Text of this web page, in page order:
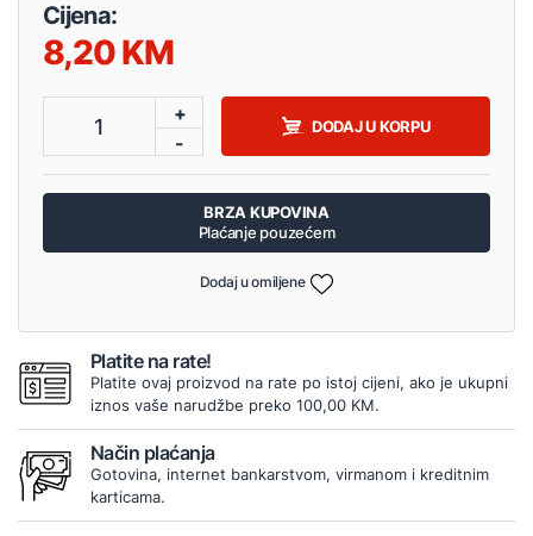
Cijena:
8,20
1
+
-
DODAJ U KORPU
BRZA KUPOVINA
Plaćanje pouzećem
Dodaj u omiljene
Platite na rate!
Platite ovaj proizvod na rate po istoj cijeni, ako je ukupni
iznos vaše narudžbe preko 100,00 KM.
Način plaćanja
Gotovina, internet bankarstvom, virmanom i kreditnim
karticama.